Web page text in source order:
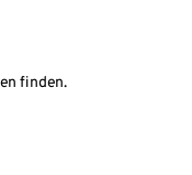
finden.